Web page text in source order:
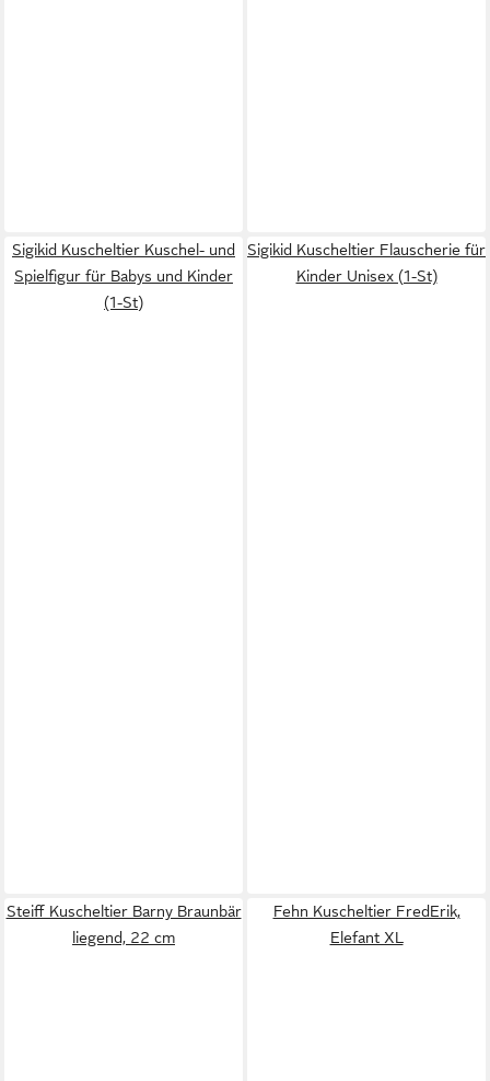
Sigikid Kuscheltier Kuschel- und
Spielfigur für Babys und Kinder
(1-St)
Sigikid Kuscheltier Flauscherie für
Kinder Unisex (1-St)
Steiff Kuscheltier Barny Braunbär
liegend, 22 cm
Fehn Kuscheltier FredErik,
Elefant XL